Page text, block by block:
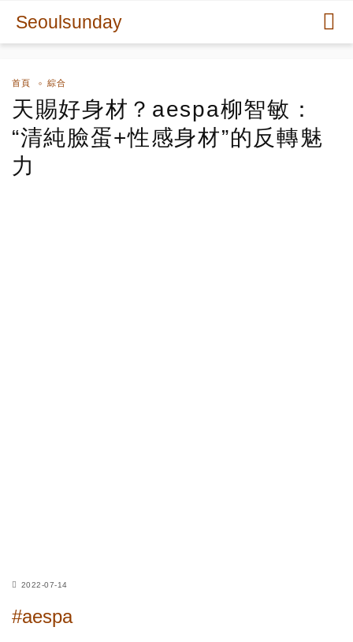
Seoulsunday
首頁 綜合
天賜好身材？aespa柳智敏：
“清純臉蛋+性感身材”的反轉魅
力
2022-07-14
#aespa